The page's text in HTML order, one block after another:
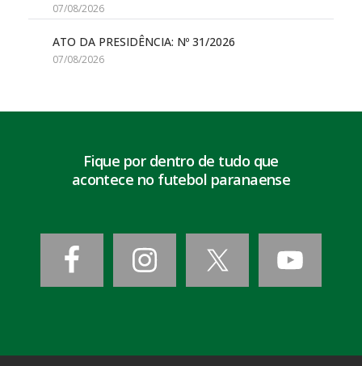
07/08/2026
ATO DA PRESIDÊNCIA: Nº 31/2026
07/08/2026
Fique por dentro de tudo que
acontece no futebol paranaense